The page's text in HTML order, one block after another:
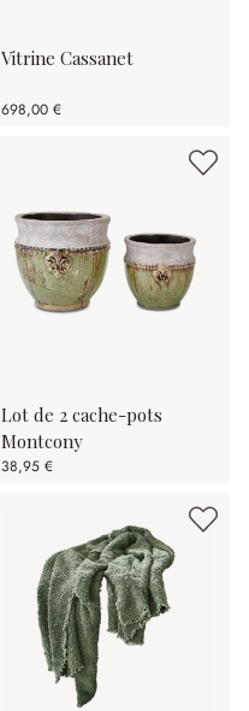
Vitrine Cassanet
698,00 €
Lot de 2 cache-pots
Montcony
38,95 €